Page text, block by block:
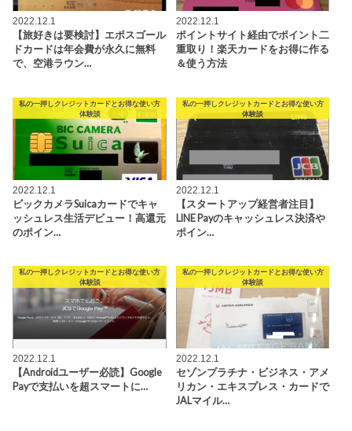
2022.12.1
【旅好きは要検討】エポスゴール
ドカードは年会費が永久に無料
で、空港ラウン…
2022.12.1
ポイントサイト経由でポイント二
重取り！楽天カードをお得に作る
＆使う方法
私の一押しクレジットカードとお得な使い方
体験談
2022.12.1
ビックカメラSuicaカードでキャ
ッシュレス生活デビュー！高還元
のポイン…
私の一押しクレジットカードとお得な使い方
体験談
2022.12.1
【スタートアップ経営者注目】
LINE Payのキャッシュレス決済や
ポイン…
私の一押しクレジットカードとお得な使い方
体験談
2022.12.1
【Androidユーザー必読】Google
Payで支払いを超スマートに…
私の一押しクレジットカードとお得な使い方
体験談
2022.12.1
セゾンプラチナ・ビジネス・アメ
リカン・エキスプレス・カードで
JALマイル…